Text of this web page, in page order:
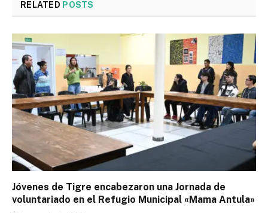
RELATED POSTS
Jóvenes de Tigre encabezaron una Jornada de
voluntariado en el Refugio Municipal «Mama Antula»